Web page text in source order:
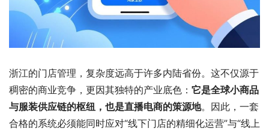
浙江的门店管理，复杂度远高于许多内陆省份。这不仅源于
稠密的商业竞争，更因其独特的产业底色： 它是全球小商品
与服装供应链的枢纽，也是直播电商的策源地。因此，一套
合格的系统必须能同时应对“线下门店的精细化运营”与“线上